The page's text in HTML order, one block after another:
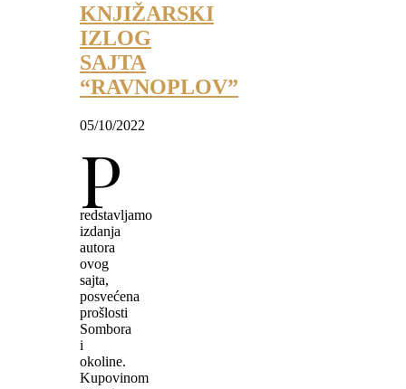
KNJIŽARSKI
IZLOG
SAJTA
“RAVNOPLOV”
05/10/2022
P
redstavljamo
izdanja
autora
ovog
sajta,
posvećena
prošlosti
Sombora
i
okoline.
Kupovinom